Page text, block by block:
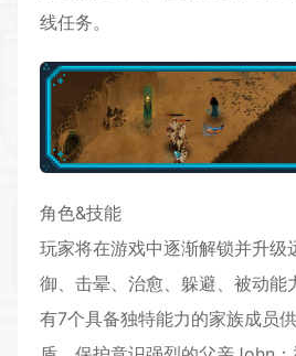
线任务。
角色&技能
玩家将在游戏中逐渐解锁并升级
御、击晕、治愈、躲避、被动能
有7个具备独特能力的家族成员